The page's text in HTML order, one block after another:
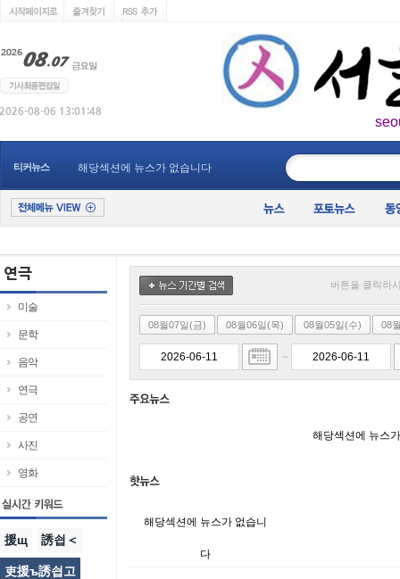
티커뉴스 해당섹션에 뉴스가 없습니다
미술
문학
음악
연극
공연
사진
영화
援щ 誘쇱＜
吏援ъ誘쇱고
버튼을 클릭하
08월07일(금) 08월06일(목) 08월05일(수) 08
~
해당섹션에 뉴스
해당섹션에 뉴스가 없습니
다